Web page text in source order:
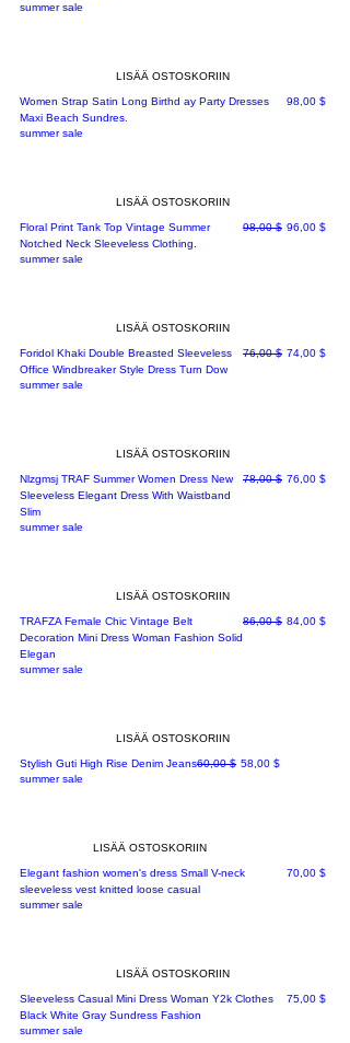
summer sale
LISÄÄ OSTOSKORIIN
Women Strap Satin Long Birthd ay Party Dresses
Maxi Beach Sundres.
Hinta
98,00 $
summer sale
LISÄÄ OSTOSKORIIN
Floral Print Tank Top Vintage Summer
Notched Neck Sleeveless Clothing.
Normaali hinta
98,00 $ Alehinta
96,00 $
summer sale
LISÄÄ OSTOSKORIIN
Foridol Khaki Double Breasted Sleeveless
Office Windbreaker Style Dress Turn Dow
Normaali hinta
76,00 $ Alehinta
74,00 $
summer sale
LISÄÄ OSTOSKORIIN
Nlzgmsj TRAF Summer Women Dress New
Sleeveless Elegant Dress With Waistband
Slim
Normaali hinta
78,00 $ Alehinta
76,00 $
summer sale
LISÄÄ OSTOSKORIIN
TRAFZA Female Chic Vintage Belt
Decoration Mini Dress Woman Fashion Solid
Elegan
Normaali hinta
86,00 $ Alehinta
84,00 $
summer sale
LISÄÄ OSTOSKORIIN
Stylish Guti High Rise Denim JeansNormaali hinta
60,00 $ Alehinta
58,00 $
summer sale
LISÄÄ OSTOSKORIIN
Elegant fashion women's dress Small V-neck
sleeveless vest knitted loose casual
Hinta
70,00 $
summer sale
LISÄÄ OSTOSKORIIN
Sleeveless Casual Mini Dress Woman Y2k Clothes
Black White Gray Sundress Fashion
Hinta
75,00 $
summer sale